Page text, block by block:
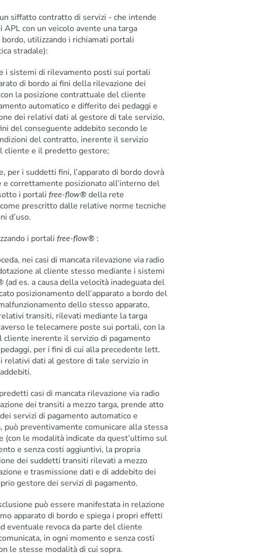
siffatto contratto di servizi - che intende
con un veicolo avente una targa
utilizzando i richiamati portali
stradale):
i sistemi di rilevamento posti sui portali
di bordo ai fini della rilevazione dei
la posizione contrattuale del cliente
automatico e differito dei pedaggi e
dei relativi dati al gestore di tale servizio,
del conseguente addebito secondo le
del contratto, inerente il servizio
cliente e il predetto gestore;
per i suddetti fini, l’apparato di bordo dovrà
correttamente posizionato all’interno del
i portalifree-flow®della rete
prescritto dalle relative norme tecniche
d’uso.
i portalifree-flow® :
nei casi di mancata rilevazione via radio
al cliente stesso mediante i sistemi
(ad es. a causa della velocità inadeguata del
posizionamento dell’apparato a bordo del
dello stesso apparato,
transiti, rilevati mediante la targa
le telecamere poste sui portali, con la
cliente inerente il servizio di pagamento
per i fini di cui alla precedente lett.
relativi dati al gestore di tale servizio in
casi di mancata rilevazione via radio
dei transiti a mezzo targa, prende atto
servizi di pagamento automatico e
preventivamente comunicare alla stessa
le modalità indicate da quest’ultimo sul
e senza costi aggiuntivi, la propria
dei suddetti transiti rilevati a mezzo
e trasmissione dati e di addebito dei
gestore dei servizi di pagamento.
può essere manifestata in relazione
apparato di bordo e spiega i propri effetti
eventuale revoca da parte del cliente
in ogni momento e senza costi
le stesse modalità di cui sopra.